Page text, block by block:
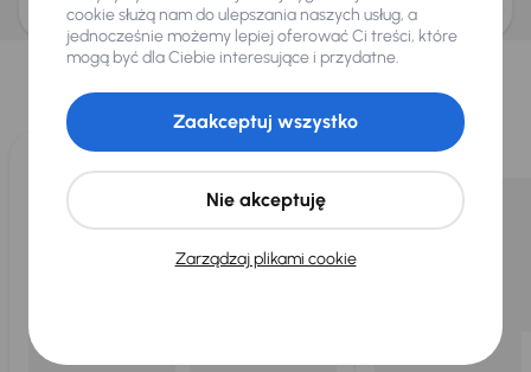
osobowych
Wybraliśmy dla Ciebie
Wybieramy dla Ciebienajlepsze pojazdyz naszej oferty. Kupimy
dla Ciebiedo 400 pojazdówkażdego dnia.
cookie służą nam do ulepszania naszych usług, a
jednocześnie możemy lepiej oferować Ci treści, które
mogą być dla Ciebie interesujące i przydatne.
Zarządzaj plikami cookie
Nie akceptuję
Zaakceptuj wszystko